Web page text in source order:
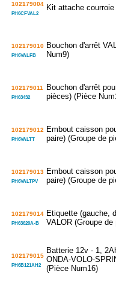
102179004
PH6CFVAL2
Kit attache
102179010
PH6VALFB
Bouchon d'arrêt
Num9)
102179011
PH63432
Bouchon d'arrêt
pièces) (Pièce
102179012
PH6VALTT
Embout caisson
paire) (Groupe de
102179013
PH6VALTPV
Embout caisson
paire) (Groupe de
102179014
PH63620A-B
Etiquette (gauche,
VALOR (Groupe
102179015
PH6B121AH2
Batterie 12v - 1,
ONDA-VOLO-
(Pièce Num16)